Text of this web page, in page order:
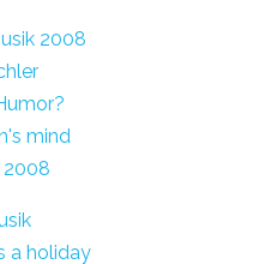
2008
mind
a holiday